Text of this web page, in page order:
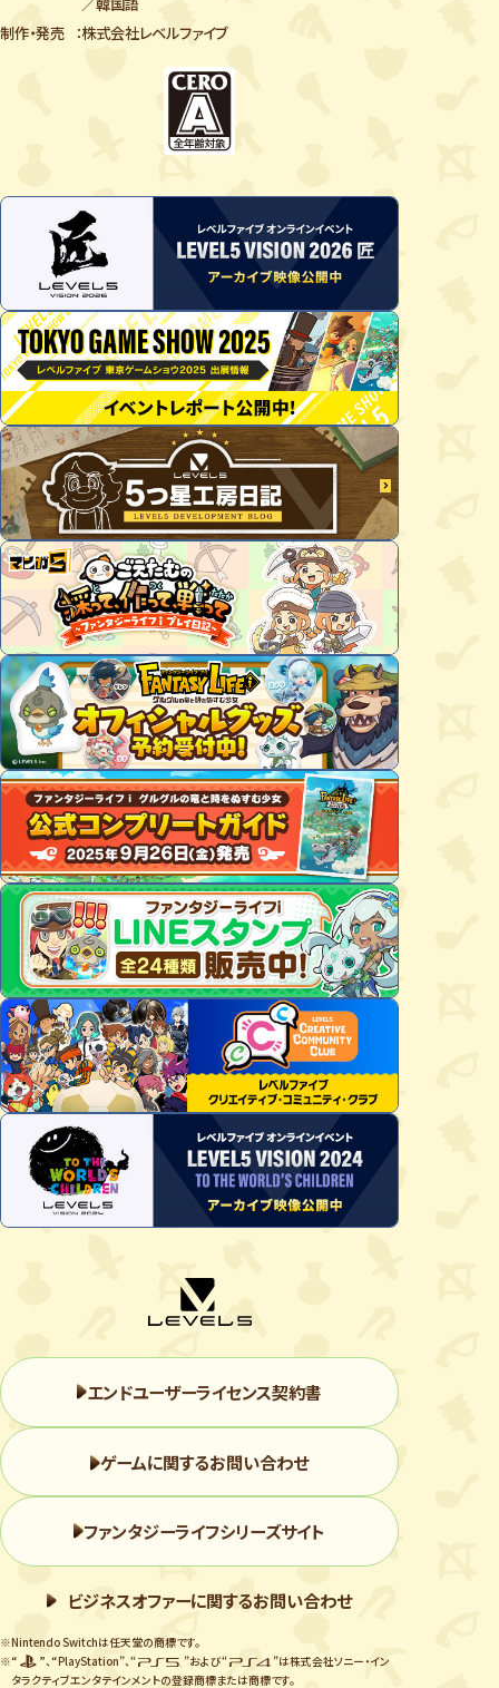
制作・発売
株式会社レベルファイブ
エンドユーザーライセンス契約書
ゲームに関するお問い合わせ
ファンタジーライフシリーズサイト
ビジネスオファーに関するお問い合わせ
※Nintendo Switchは任天堂の商標です。
※“
”、“PlayStation”、“ ”および“
”は株式会社ソニー・イン
タラクティブエンタテインメントの登録商標または商標です。